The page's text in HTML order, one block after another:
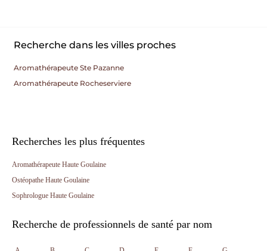
Recherche dans les villes proches
Aromathérapeute Ste Pazanne
Aromathérapeute Rocheserviere
Recherches les plus fréquentes
Aromathérapeute Haute Goulaine
Ostéopathe Haute Goulaine
Sophrologue Haute Goulaine
Recherche de professionnels de santé par nom